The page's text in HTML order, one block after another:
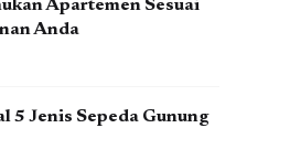
Apartemen Sesuai
Anda
5 Jenis Sepeda Gunung